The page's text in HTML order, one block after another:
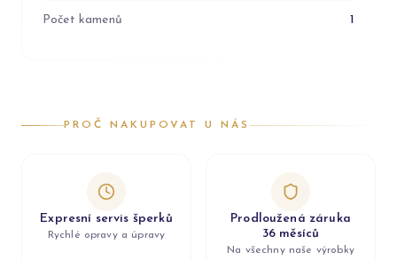
Počet kamenů 1
PROČ NAKUPOVAT U NÁS
Expresní servis šperků
Rychlé opravy a úpravy
Prodloužená záruka
36 měsíců
Na všechny naše výrobky